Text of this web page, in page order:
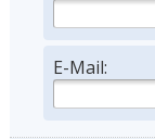
E-Mail: